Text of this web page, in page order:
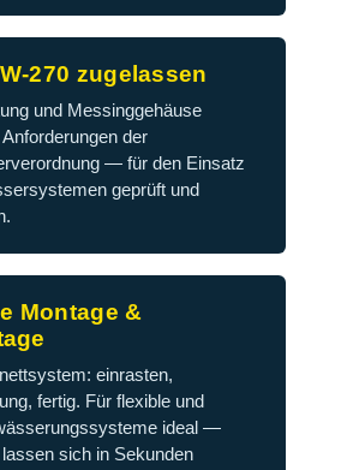
270 zugelassen
und Messinggehäuse
der
— für den Einsatz
geprüft und
Montage &
einrasten,
fertig. Für flexible und
ideal —
sich in Sekunden